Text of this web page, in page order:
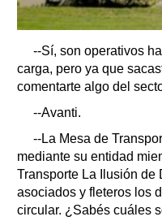
--Sí, son operativos
carga, pero ya que
comentarte algo del
--Avanti.
--La Mesa de
mediante su entidad
Transporte La Ilusión de
asociados y fleteros los
circular. ¿Sabés cuáles